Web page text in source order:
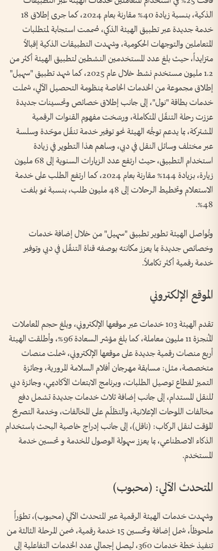
الذكية، بنسبة زيادة 40% مقارنة بعام 2024، كما جرى إطلاق 18
خدمة جديدة عبر تطبيق الهيئة الذكي، صُممت استجابة لمتطلبات
المتعاملين والتوجهات الحكومية، وشهدت التطبيقات الذكية إقبالاً
متزايداً، حيث بلغ عدد المستخدمين النشطين لتطبيق الهيئة أكثر من
1.2 مليون مستخدم نشط خلال عام 2025، كما شهد تطبيق "سهيل"
إطلاق مجموعة من الخدمات الخاصة بمنظومة التحصيل الآلي، شملت
خدمات بطاقة "نول"، إلى جانب إطلاق خصائص وتحسينات جديدة
عززت رحلة التنقّل المتكاملة، ورسّخت مفهوم القنوات الرقمية
المشتركة، بما يدعم توجُّه الهيئة نحو توفير خدمة تنقّل موحّدة وسلسة
عبر مختلف وسائل النقل في دبي، وساهم هذا التطوير في زيادة
استخدام التطبيق، حيث ارتفع عدد الزيارات السنوية إلى 68 مليون
زيارة، بزيادة 144% مقارنة بعام 2024، كما ارتفع الطلب على خدمة
الاستعلام وتخطيط الرحلات إلى 48 مليون طلب، بنسبة نمو بلغت
48%.
وتُواصل الهيئة تطوير تطبيق "سهيل" من خلال إضافة خدمات
وخصائص جديدة بما يعزز مكانته بوصفه قناة التنقّل في دبي وتوفير
خدمة رقمية أكثر تكاملاً.
الموقع الإلكتروني
تقدم الهيئة 103 خدمات عبر موقعها الإلكتروني، وبلغ حجم المعاملات
المُنجزة 11 مليون معاملة، كما بلغ مؤشر السعادة 96%، وأطلقت الهيئة
أربع منصات رقمية جديدة على موقعها الإلكتروني، شملت منصات
متخصصة، مثل: مسابقة مهرجان أفلام السلامة المرورية، وجائزة
التميز لقطاع توصيل الطلبات، وبرنامج الابتعاث الأكاديمي، وجائزة دبي
للنقل المستدام، إلى جانب إضافة ثلاث خدمات جديدة تشمل دفع
مخالفات اللوحات الإعلانية، والتظلّم على المخالفات، وخدمة التصريح
المؤقت لنقل الركاب: (ناقل)، إلى جانب إدراج خاصية البحث باستخدام
الذكاء الاصطناعي، بما يعزز سهولة الوصول للخدمة و تحسين خدمة
المستخدم.
المتحدث الآلي: (محبوب)
وشهدت خدمات الهيئة الرقمية عبر المتحدث الآلي (محبوب)، تطوّراً
ملحوظاً، شمل إضافة وتحسين 15 خدمة رقمية، ضمن المرحلة الثالثة من
تنفيذ خطة خدمات 360، ليصل إجمالي عدد الخدمات التفاعلية إلى